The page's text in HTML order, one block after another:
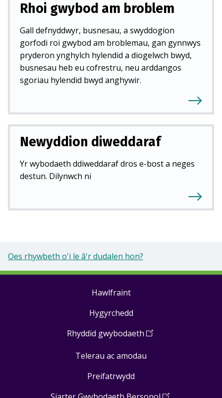
Rhoi gwybod am broblem
Gall defnyddwyr, busnesau, a swyddogion
gorfodi roi gwybod am broblemau, gan gynnwys
pryderon ynghylch hylendid a diogelwch bwyd,
busnesau heb eu cofrestru, neu arddangos
sgoriau hylendid bwyd anghywir.
Newyddion diweddaraf
Yr wybodaeth ddiweddaraf dros e-bost a neges
destun. Dilynwch ni
Oes rhywbeth o'i le â'r dudalen hon?
Hawlfraint
Hygyrchedd
Rhyddid gwybodaeth (Open
a
Telerau ac amodau
Preifatrwydd